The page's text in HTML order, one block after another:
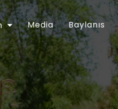
Media Baylanıs